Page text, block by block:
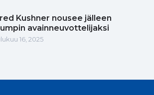
Kushner nousee jälleen
avainneuvottelijaksi
16, 2025